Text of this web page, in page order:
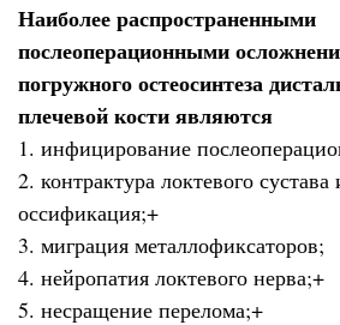
Наиболее распространенными
послеоперационными
погружного остеосинтеза
плечевой кости являются
1. инфицирование
2. контрактура локтевого сустава
оссификация;+
3. миграция металлофиксаторов;
4. нейропатия локтевого нерва;+
5. несращение перелома;+